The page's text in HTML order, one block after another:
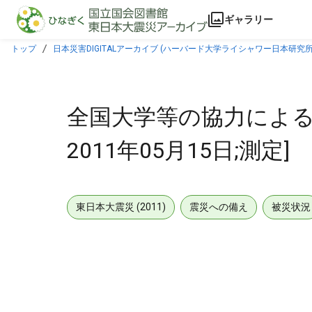
本文に飛ぶ
ギャラリー
トップ 日本災害DIGITALアーカイブ (ハーバード大学ライシャワー日本研究
全国大学等の協力によ
2011年05月15日;測定]
東日本大震災 (2011) 震災への備え 被災状況